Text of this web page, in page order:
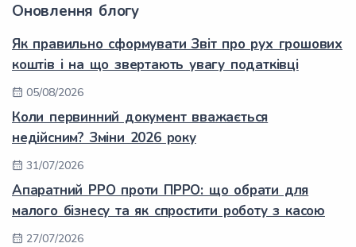
Оновлення блогу
Як правильно сформувати Звіт про рух грошових
коштів і на що звертають увагу податківці
05/08/2026
Коли первинний документ вважається
недійсним? Зміни 2026 року
31/07/2026
Апаратний РРО проти ПРРО: що обрати для
малого бізнесу та як спростити роботу з касою
27/07/2026